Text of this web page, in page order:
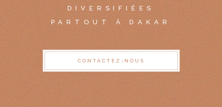
DIVERSIFIÉES
PARTOUT À DAKAR
CONTACTEZ-NOUS